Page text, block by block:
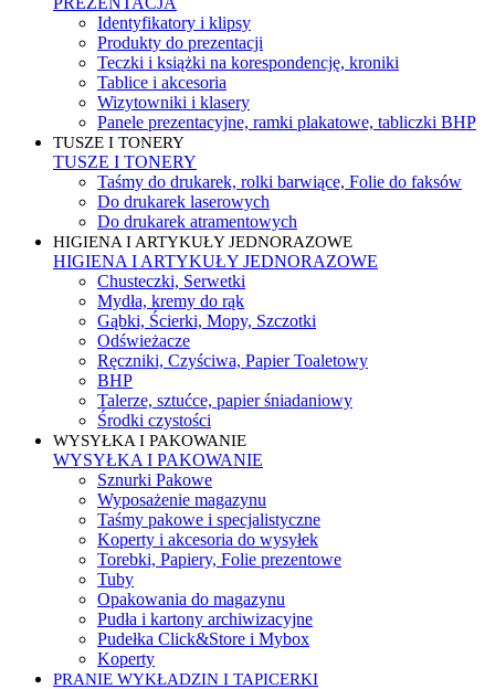
Identyfikatory i klipsy
Produkty do prezentacji
Teczki i książki na korespondencję, kroniki
Tablice i akcesoria
Wizytowniki i klasery
Panele prezentacyjne, ramki plakatowe, tabliczki BHP
TUSZE I TONERY
TUSZE I TONERY
Taśmy do drukarek, rolki barwiące, Folie do faksów
Do drukarek laserowych
Do drukarek atramentowych
HIGIENA I ARTYKUŁY JEDNORAZOWE
HIGIENA I ARTYKUŁY JEDNORAZOWE
Chusteczki, Serwetki
Mydła, kremy do rąk
Gąbki, Ścierki, Mopy, Szczotki
Odświeżacze
Ręczniki, Czyściwa, Papier Toaletowy
BHP
Talerze, sztućce, papier śniadaniowy
Środki czystości
WYSYŁKA I PAKOWANIE
WYSYŁKA I PAKOWANIE
Sznurki Pakowe
Wyposażenie magazynu
Taśmy pakowe i specjalistyczne
Koperty i akcesoria do wysyłek
Torebki, Papiery, Folie prezentowe
Tuby
Opakowania do magazynu
Pudła i kartony archiwizacyjne
Pudełka Click&Store i Mybox
Koperty
PRANIE WYKŁADZIN I TAPICERKI